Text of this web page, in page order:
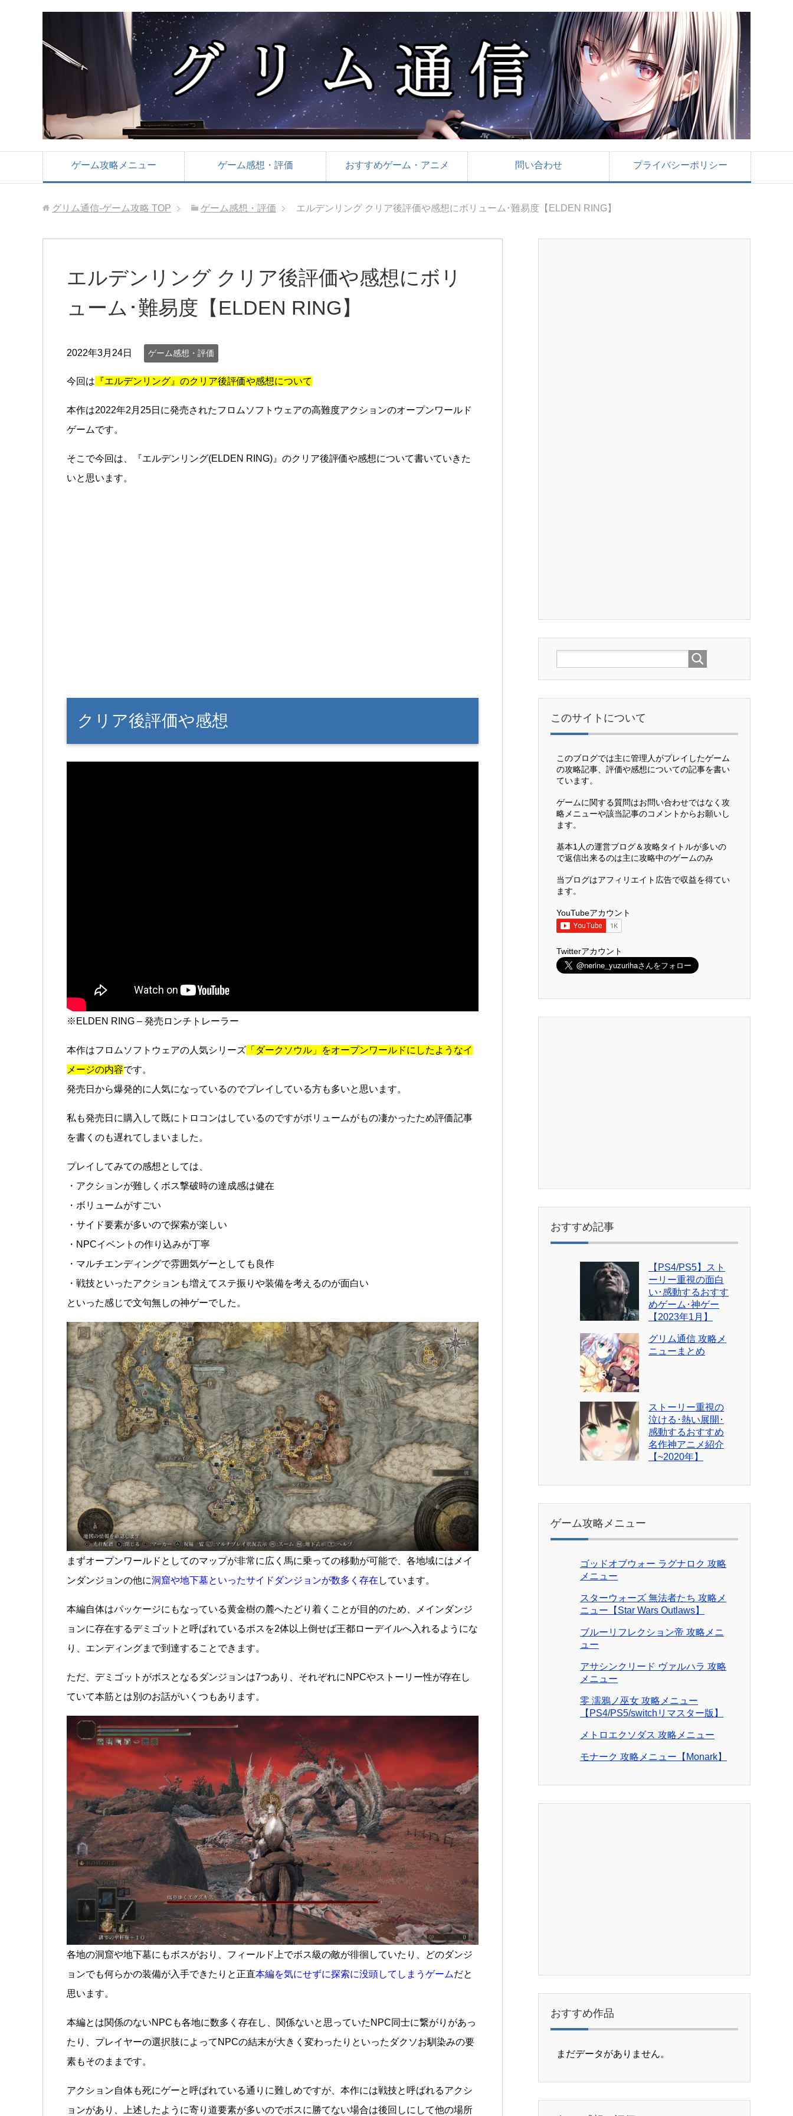
ゲーム攻略メニュー ゲーム感想・評価 おすすめゲーム・アニメ 問い合わせ プライバシーポリシー
グリム通信-ゲーム攻略 TOP ゲーム感想・評価 エルデンリング クリア後評価や感想にボリューム･難易度【ELDEN RING】
エルデンリング クリア後評価や感想にボリ
ューム･難易度【ELDEN RING】
2022年3月24日 ゲーム感想・評価
今回は 『エルデンリング』のクリア後評価や感想について
本作は2022年2月25日に発売されたフロムソフトウェアの高難度アクションのオープンワールド
ゲームです。
そこで今回は、『エルデンリング(ELDEN RING)』のクリア後評価や感想について書いていきた
いと思います。
クリア後評価や感想
※ELDEN RING – 発売ロンチトレーラー
本作はフロムソフトウェアの人気シリーズ 「ダークソウル」をオープンワールドにしたようなイ
メージの内容です。
発売日から爆発的に人気になっているのでプレイしている方も多いと思います。
私も発売日に購入して既にトロコンはしているのですがボリュームがもの凄かったため評価記事
を書くのも遅れてしまいました。
プレイしてみての感想としては、
・アクションが難しくボス撃破時の達成感は健在
・ボリュームがすごい
・サイド要素が多いので探索が楽しい
・NPCイベントの作り込みが丁寧
・マルチエンディングで雰囲気ゲーとしても良作
・戦技といったアクションも増えてステ振りや装備を考えるのが面白い
といった感じで文句無しの神ゲーでした。
まずオープンワールドとしてのマップが非常に広く馬に乗っての移動が可能で、各地域にはメイ
ンダンジョンの他に洞窟や地下墓といったサイドダンジョンが数多く存在 しています。
本編自体はパッケージにもなっている黄金樹の麓へたどり着くことが目的のため、メインダンジ
ョンに存在するデミゴットと呼ばれているボスを2体以上倒せば王都ローデイルへ入れるようにな
り、エンディングまで到達することできます。
ただ、デミゴットがボスとなるダンジョンは7つあり、それぞれにNPCやストーリー性が存在し
ていて本筋とは別のお話がいくつもあります。
各地の洞窟や地下墓にもボスがおり、フィールド上でボス級の敵が徘徊していたり、どのダンジ
ョンでも何らかの装備が入手できたりと正直本編を気にせずに探索に没頭してしまうゲームだと
思います。
本編とは関係のないNPCも各地に数多く存在し、関係ないと思っていたNPC同士に繋がりがあっ
たり、プレイヤーの選択肢によってNPCの結末が大きく変わったりといったダクソお馴染みの要
素もそのままです。
アクション自体も死にゲーと呼ばれている通りに難しめですが、本作には戦技と呼ばれるアクシ
ョンがあり、上述したように寄り道要素が多いのでボスに勝てない場合は後回しにして他の場所
このサイトについて
このブログでは主に管理人がプレイしたゲーム
の攻略記事、評価や感想についての記事を書い
ています。
ゲームに関する質問はお問い合わせではなく攻
略メニューや該当記事のコメントからお願いし
ます。
基本1人の運営ブログ＆攻略タイトルが多いの
で返信出来るのは主に攻略中のゲームのみ
当ブログはアフィリエイト広告で収益を得てい
ます。
YouTubeアカウント
Twitterアカウント
おすすめ記事
【PS4/PS5】スト
ーリー重視の面白
い･感動するおすす
めゲーム･神ゲー
【2023年1月】
グリム通信 攻略メ
ニューまとめ
ストーリー重視の
泣ける･熱い展開･
感動するおすすめ
名作神アニメ紹介
【~2020年】
ゲーム攻略メニュー
ゴッドオブウォー ラグナロク 攻略
メニュー
スターウォーズ 無法者たち 攻略メ
ニュー【Star Wars Outlaws】
ブルーリフレクション帝 攻略メニ
ュー
アサシンクリード ヴァルハラ 攻略
メニュー
零 濡鴉ノ巫女 攻略メニュー
【PS4/PS5/switchリマスター版】
メトロエクソダス 攻略メニュー
モナーク 攻略メニュー【Monark】
おすすめ作品
まだデータがありません。